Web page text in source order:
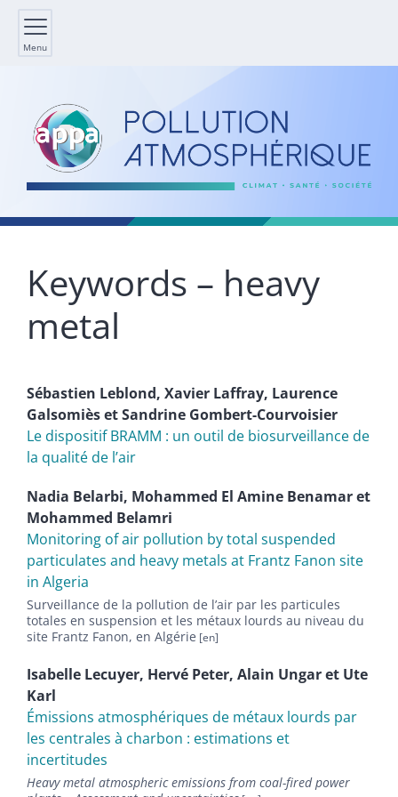
Menu
Keywords – heavy
metal
Sébastien Leblond, Xavier Laffray, Laurence
GalsomièsetSandrine Gombert-Courvoisier
Le dispositif BRAMM : un outil de biosurveillance de
la qualité de l’air
Nadia Belarbi, Mohammed El Amine Benamaret
Mohammed Belamri
Monitoring of air pollution by total suspended
particulates and heavy metals at Frantz Fanon site
in Algeria
Surveillance de la pollution de l’air par les particules
totales en suspension et les métaux lourds au niveau du
site Frantz Fanon, en Algérie
Isabelle Lecuyer, Hervé Peter, Alain Ungaret Ute
Karl
Émissions atmosphériques de métaux lourds par
les centrales à charbon : estimations et
incertitudes
Heavy metal atmospheric emissions from coal-fired power